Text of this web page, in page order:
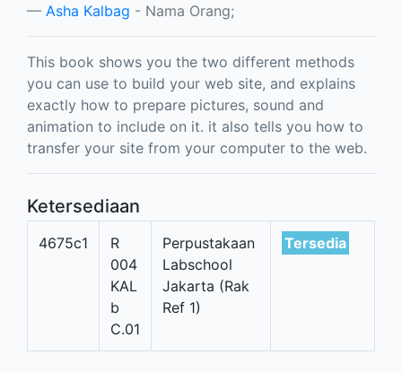
Asha Kalbag - Nama Orang;
This book shows you the two different methods
you can use to build your web site, and explains
exactly how to prepare pictures, sound and
animation to include on it. it also tells you how to
transfer your site from your computer to the web.
Ketersediaan
4675c1
R
004
KAL
b
C.01
Perpustakaan
Labschool
Jakarta (Rak
Ref 1)
Tersedia